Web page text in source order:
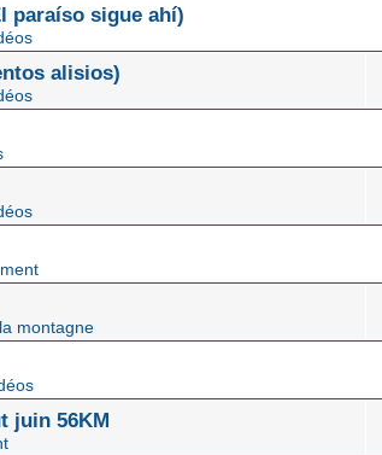
paraíso sigue ahí)
alisios)
montagne
juin 56KM